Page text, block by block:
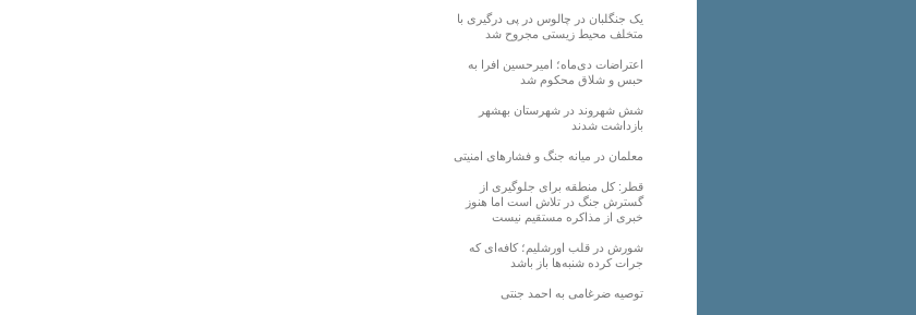
یک جنگلبان در چالوس در پی درگیری با
متخلف محیط زیستی مجروح شد
اعتراضات دی‌ماه؛ امیرحسین افرا به
حبس و شلاق محکوم شد
شش شهروند در شهرستان بهشهر
بازداشت شدند
معلمان در میانه جنگ و فشارهای امنیتی
قطر: کل منطقه برای جلوگیری از
گسترش جنگ در تلاش است اما هنوز
خبری از مذاکره مستقیم نیست
شورش در قلب اورشلیم؛ کافه‌ای که
جرات کرده شنبه‌ها باز باشد
توصیه ضرغامی به احمد جنتی